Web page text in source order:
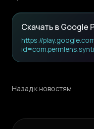
Скачать в Google
https://
Назад к новостям